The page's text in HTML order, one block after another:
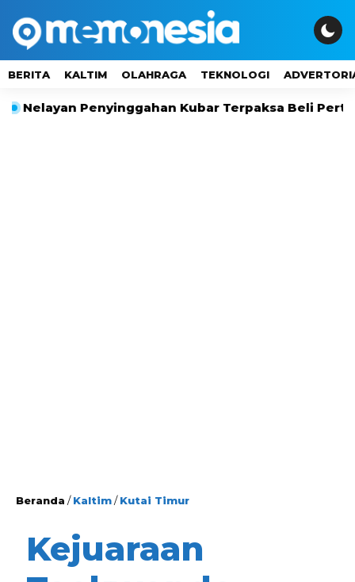
BERITA KALTIM OLAHRAGA TEKNOLOGI
Penyinggahan Kubar Terpaksa Beli Pertalite
Beranda /Kaltim/Kutai Timur
Kejuaraan